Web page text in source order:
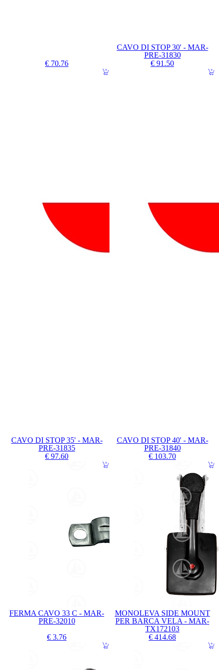
€ 70.76
CAVO DI STOP 30' - MAR-
PRE-31830
€ 91.50
CAVO DI STOP 35' - MAR-
PRE-31835
€ 97.60
CAVO DI STOP 40' - MAR-
PRE-31840
€ 103.70
FERMA CAVO 33 C - MAR-
PRE-32010
€ 3.76
MONOLEVA SIDE MOUNT
PER BARCA VELA - MAR-
TX172103
€ 414.68